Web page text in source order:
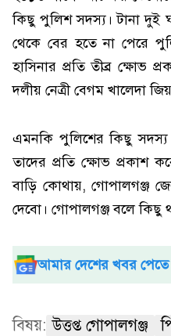
কিছু পুলিশ সদস্য। টানা দুই
থেকে বের হতে না পেরে
হাসিনার প্রতি তীব্র ক্ষোভ
দলীয় নেত্রী বেগম খালেদা
এমনকি পুলিশের কিছু সদস্য
তাদের প্রতি ক্ষোভ প্রকাশ
বাড়ি কোথায়, গোপালগঞ্জ
দেবো। গোপালগঞ্জ বলে কিছু
আমার দেশের খবর
বিষয়: উত্তপ্ত গোপালগঞ্জ